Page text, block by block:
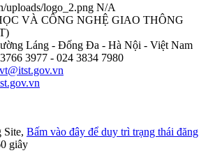
uploads/logo_2.png N/A
VÀ CÔNG NGHỆ GIAO THÔNG
)
Láng - Đống Đa - Hà Nội - Việt Nam
3977 - 024 3834 7980
Site, Bấm vào đây để duy trì trạng thái đăng
giây